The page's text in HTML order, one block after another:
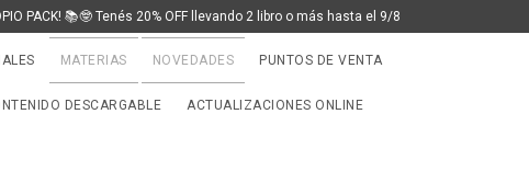
PACK! 📚🤓 Tenés 20% OFF llevando 2 libro o más hasta el 9/8
MATERIAS NOVEDADES PUNTOS DE VENTA
DESCARGABLE ACTUALIZACIONES ONLINE